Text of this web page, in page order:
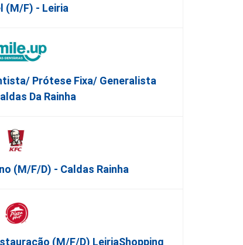
(M/F) - Leiria
Prótese Fixa/ Generalista
Da Rainha
(m/f/d) - Caldas Rainha
(m/f/d) LeiriaShopping